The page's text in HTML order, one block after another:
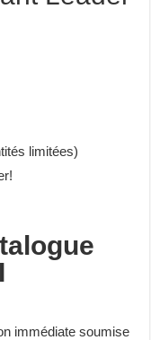
limitées)
immédiate soumise